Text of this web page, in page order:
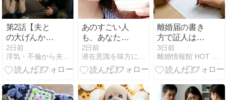
第2話【夫と
の大げんかで
気付いた 本当
に変わるべき
人】
2日前
浮気・不倫から夫婦再構築したい！
あのすごい人
も、あなたの
意識が創り出
した創造物
2日前
潜在意識を味方につけると願いを叶えるって簡単！永瀬ともみ
離婚届の書き
方で証人はど
うすればい
い？証人欄の
正しい書き方
とは？
3日前
離婚情報館 HOT NAVI